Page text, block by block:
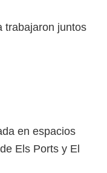
trabajaron juntos
en espacios
Els Ports y El